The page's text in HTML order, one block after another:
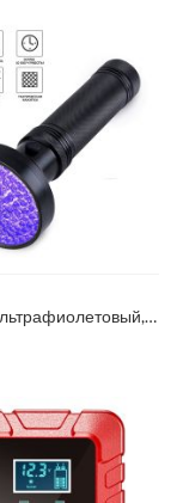
Фонарь ультрафиолетовый, 100 светодиодов iCartool IC-L202